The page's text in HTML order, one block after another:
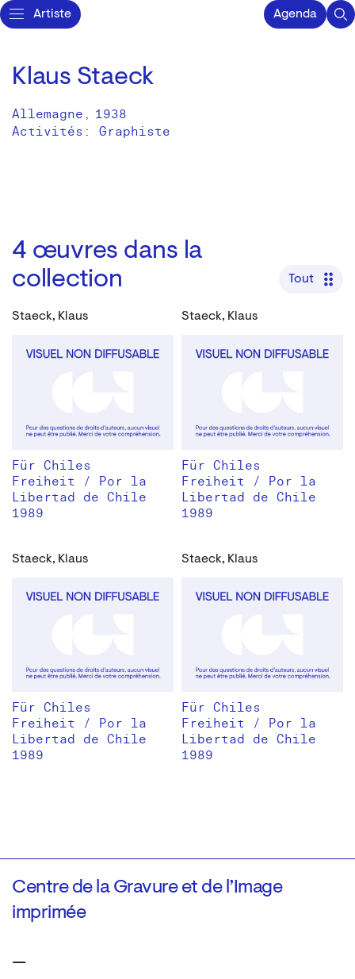
Artiste Agenda
Klaus Staeck
Allemagne , 1938
Activités: Graphiste
4 œuvres dans la
collection
Tout
Staeck, Klaus
Für Chiles
Freiheit / Por la
Libertad de Chile
1989
Staeck, Klaus
Für Chiles
Freiheit / Por la
Libertad de Chile
1989
Staeck, Klaus
Für Chiles
Freiheit / Por la
Libertad de Chile
1989
Staeck, Klaus
Für Chiles
Freiheit / Por la
Libertad de Chile
1989
Centre de la Gravure et de l’Image
imprimée
—